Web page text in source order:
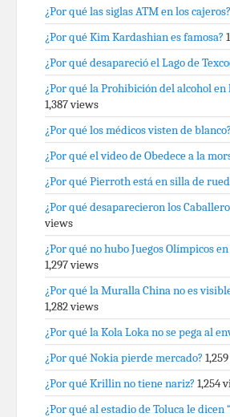
¿Por qué las siglas ATM en los cajeros?
¿Por qué Kim Kardashian es famosa?
¿Por qué desapareció el Lago de
¿Por qué la Prohibición del alcohol en
1,387 views
¿Por qué los médicos visten de blanco?
¿Por qué el video de Obedece a la
¿Por qué Pierroth está en silla de
¿Por qué desaparecieron los
views
¿Por qué no hubo Juegos Olímpicos en
1,297 views
¿Por qué la Muralla China no es
1,282 views
¿Por qué la Kola Loka no se pega al
¿Por qué Nokia pierde mercado?
¿Por qué Krillin no tiene nariz? 1,254
¿Por qué al estadio de Toluca le dicen